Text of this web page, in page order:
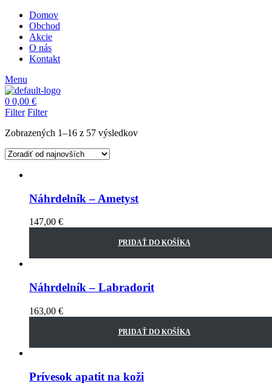
Domov
Obchod
Akcie
O nás
Kontakt
Menu
0 0,00 €
Filter Filter
Zobrazených 1–16 z 57 výsledkov
Náhrdelník – Ametyst
147,00 €
PRIDAŤ DO KOŠÍKA
Náhrdelník – Labradorit
163,00 €
PRIDAŤ DO KOŠÍKA
Prívesok apatit na koži